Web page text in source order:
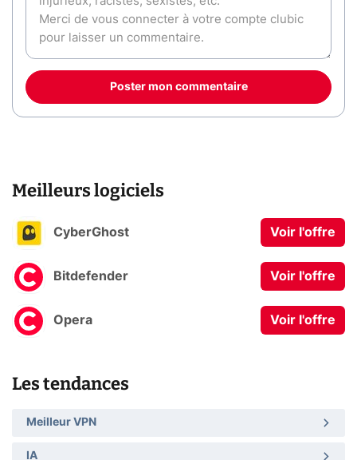
Poster mon commentaire
Meilleurs logiciels
CyberGhost Voir l'offre
Bitdefender Voir l'offre
Opera Voir l'offre
Les tendances
Meilleur VPN
IA